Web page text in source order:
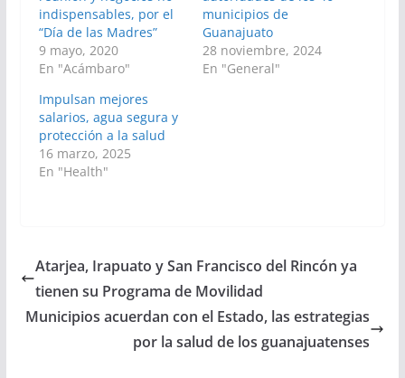
indispensables, por el
“Día de las Madres”
9 mayo, 2020
En "Acámbaro"
municipios de
Guanajuato
28 noviembre, 2024
En "General"
Impulsan mejores
salarios, agua segura y
protección a la salud
16 marzo, 2025
En "Health"
Atarjea, Irapuato y San Francisco del Rincón ya
tienen su Programa de Movilidad
Municipios acuerdan con el Estado, las estrategias
por la salud de los guanajuatenses